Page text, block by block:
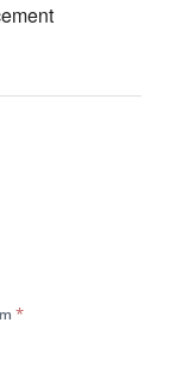
*